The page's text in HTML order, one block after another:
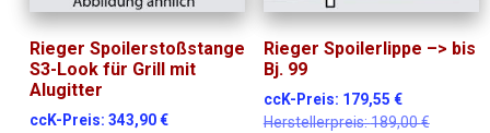
Rieger Spoilerstoßstange
S3-Look für Grill mit
Alugitter
ccK-Preis:343,90€
Rieger Spoilerlippe –> bis
Bj. 99
ccK-Preis: 179,55 €
Herstellerpreis:189,00€